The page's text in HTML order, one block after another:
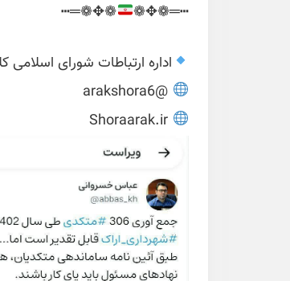
┅═❁✥❁
❁✥❁═┅
اداره ارتباطات شورای اسلامی
@arakshora6